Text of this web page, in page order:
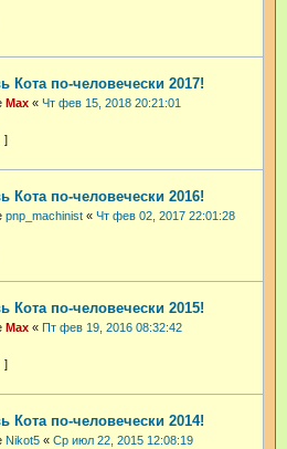
Кота по-человечески 2017!
Max « Чт фев 15, 2018 20:21:01
Кота по-человечески 2016!
pnp_machinist « Чт фев 02, 2017 22:01:28
Кота по-человечески 2015!
Max « Пт фев 19, 2016 08:32:42
Кота по-человечески 2014!
Nikot5 « Ср июл 22, 2015 12:08:19